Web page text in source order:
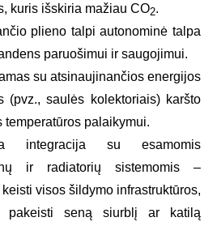
kuris išskiria mažiau CO2.
plieno talpi autonominė talpa
paruošimui ir saugojimui.
su atsinaujinančios energijos
(pvz., saulės kolektoriais) karšto
temperatūros palaikymui.
integracija su esamomis
ir radiatorių sistemomis –
visos šildymo infrastruktūros,
pakeisti seną siurblį ar katilą